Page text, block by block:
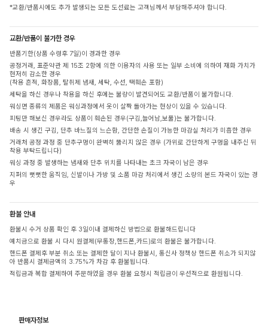
*교환/반품시에도 추가 발생되는 모든 도선료는 고객님께서 부담해주셔야 합니다.
교환/반품이 불가한 경우
반품기한(상품 수령후 7일)이 경과한 경우
공정거래, 표준약관 제 15조 2항에 의한 이용자의 사용 또는 일부 소비에 의하여 재화 가치가
현저히 감소한 경우
(착용 흔적, 화장품, 탈취제 냄새, 세탁, 수선, 택훼손 포함)
세탁을 하신 경우나 착용을 하신 후에는 불량이 발견되어도 교환/반품이 불가합니다.
워싱면 종류의 제품은 워싱과정에서 옷이 살짝 돌아가는 현상이 있을 수 있습니다.
피팅만 해보신 경우라도 상품이 훼손된 경우(구김,늘어남,보풀)는 불가합니다.
배송 시 생긴 구김, 단추 바느질의 느슨함, 간단한 손질이 가능한 마감실 처리가 미흡한 경우
거래처 공정 과정 중 단추구멍이 완벽히 뚫리지 않은 경우 (가위로 간단하게 구멍을 내주신 뒤
착용 부탁드립니다)
워싱 과정 중 발생하는 냄새와 단추 위치를 나타내는 초크 자국이 남은 경우
지퍼의 뻣뻣한 움직임, 신발이나 가방 및 소품 마감 처리에서 생긴 소량의 본드 자국이 있는 경
우
환불 안내
환불시 수거 상품 확인 후 3일이내 결제하신 방법으로 환불해드립니다
예치금으로 환불 시 다시 원결제(무통장,핸드폰,카드)로의 환불은 불가합니다.
핸드폰 결제후 부분 취소 또는 결제한 달이 지나 환불시, 통신사 정책상 핸드폰 취소가 되지않
아 반품시 결제금액의 3.75%가 차감 후 환불됩니다.
적립금과 복합 결제하여 주문하였을 경우 환불 요청시 적립금이 우선적으로 환원됩니다.
판매자정보